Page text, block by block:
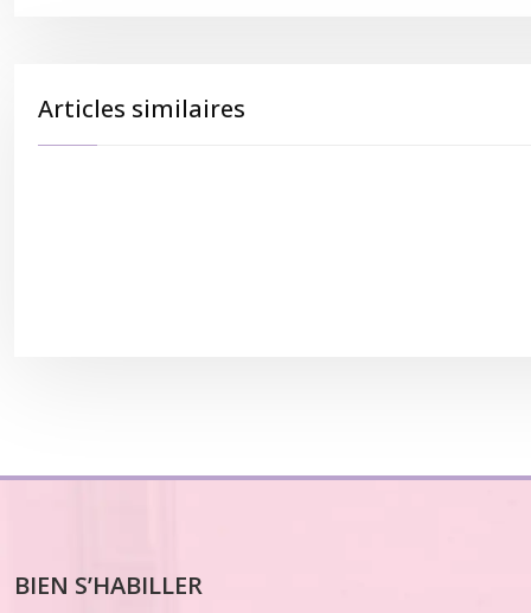
Articles similaires
BIEN S’HABILLER